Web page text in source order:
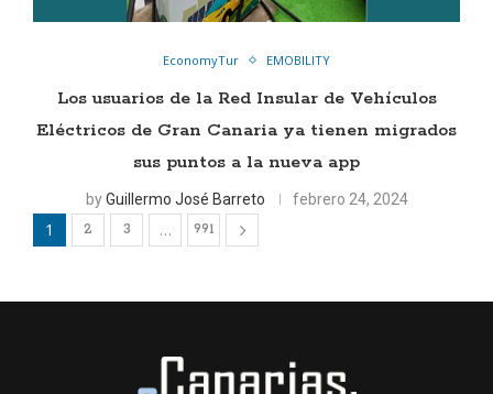
EconomyTur EMOBILITY
Los usuarios de la Red Insular de Vehículos
Eléctricos de Gran Canaria ya tienen migrados
sus puntos a la nueva app
byGuillermo José Barreto febrero 24, 2024
1 2 3 … 991